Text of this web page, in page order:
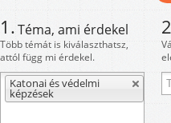
1.Téma, ami érdekel
Több témát is kiválaszthatsz,
attól függ mi érdekel.
Katonai és védelmi
képzések